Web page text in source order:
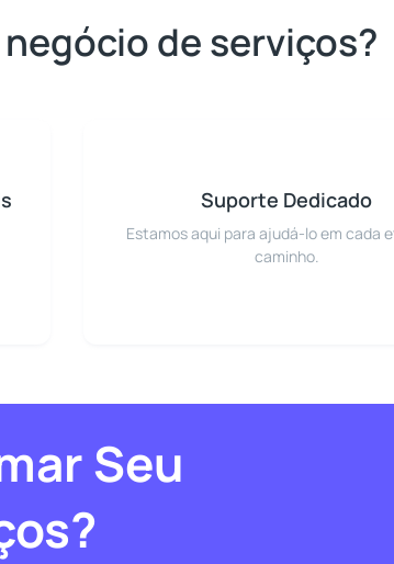
de serviços?
Suporte Dedicado
Estamos aqui para ajudá-lo em cada
caminho.
Seu